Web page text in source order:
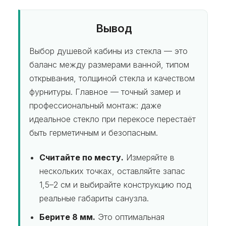
распашной механизм надёжнее.
Обычное стекло разлетается на острые осколки
применяется.
Вывод
Выбор душевой кабины из стекла — это
баланс между размерами ванной, типом
открывания, толщиной стекла и качеством
фурнитуры. Главное — точный замер и
профессиональный монтаж: даже
идеальное стекло при перекосе перестаёт
быть герметичным и безопасным.
Считайте по месту. Измеряйте в
нескольких точках, оставляйте запас
1,5–2 см и выбирайте конструкцию под
реальные габариты санузла.
Берите 8 мм. Это оптимальная
Работаем в Краснодаре,
©2026